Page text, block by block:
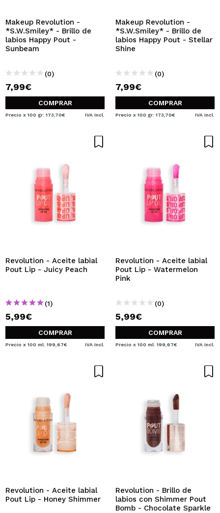
Makeup Revolution -
*S.W.Smiley* - Brillo de
labios Happy Pout -
Sunbeam
(0)
7,99€
COMPRAR
Precio x 100 gr: 173,70€ IVA Incl.
Makeup Revolution -
*S.W.Smiley* - Brillo de
labios Happy Pout - Stellar
Shine
(0)
7,99€
COMPRAR
Precio x 100 gr: 173,70€ IVA Incl.
Revolution - Aceite labial
Pout Lip - Juicy Peach
(1)
5,99€
COMPRAR
Precio x 100 ml: 199,67€ IVA Incl.
Revolution - Aceite labial
Pout Lip - Watermelon
Pink
(0)
5,99€
COMPRAR
Precio x 100 ml: 199,67€ IVA Incl.
Revolution - Aceite labial
Pout Lip - Honey Shimmer
Revolution - Brillo de
labios con Shimmer Pout
Bomb - Chocolate Sparkle